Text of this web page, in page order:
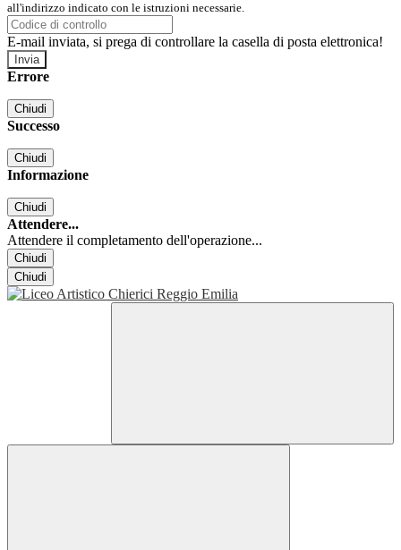
all'indirizzo indicato con le istruzioni necessarie.
E-mail inviata, si prega di controllare la casella di posta elettronica!
Errore
Chiudi
Successo
Chiudi
Informazione
Chiudi
Attendere...
Attendere il completamento dell'operazione...
Chiudi
Chiudi